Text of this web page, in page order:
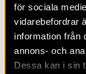
för sociala
vidarebefordrar
information från
annons- och
Dessa kan i sin